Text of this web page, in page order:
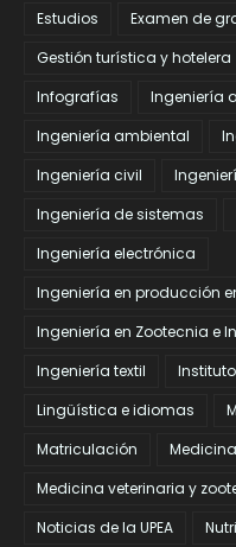
Estudios
Examen de
Gestión turística y hotelera
Infografías
Ingeniería
Ingeniería ambiental
Ingeniería civil
Ingeniería de sistemas
Ingeniería electrónica
Ingeniería en producción
Ingeniería en Zootecnia e
Ingeniería textil
Lingüística e idiomas
Matriculación
Medicina
Medicina veterinaria y
Noticias de la UPEA